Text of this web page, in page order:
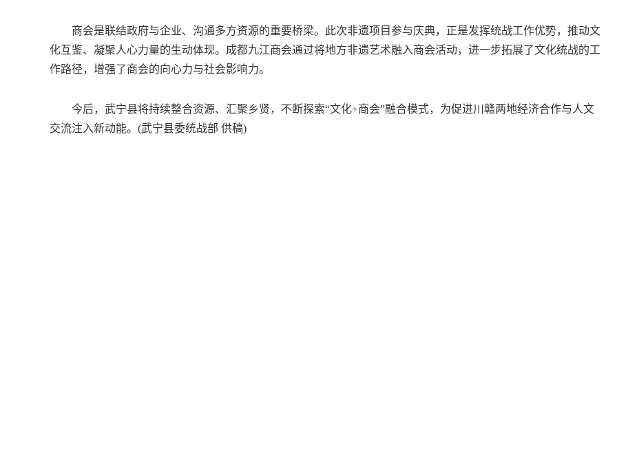
商会是联结政府与企业、沟通多方资源的重要桥梁。此次非遗项目参与庆典，正是发挥统战工作优势，推动文
化互鉴、凝聚人心力量的生动体现。成都九江商会通过将地方非遗艺术融入商会活动，进一步拓展了文化统战的工
作路径，增强了商会的向心力与社会影响力。
今后，武宁县将持续整合资源、汇聚乡贤，不断探索“文化+商会”融合模式，为促进川赣两地经济合作与人文
交流注入新动能。(武宁县委统战部 供稿)